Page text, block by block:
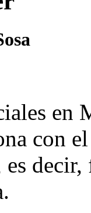
en
con
decir,